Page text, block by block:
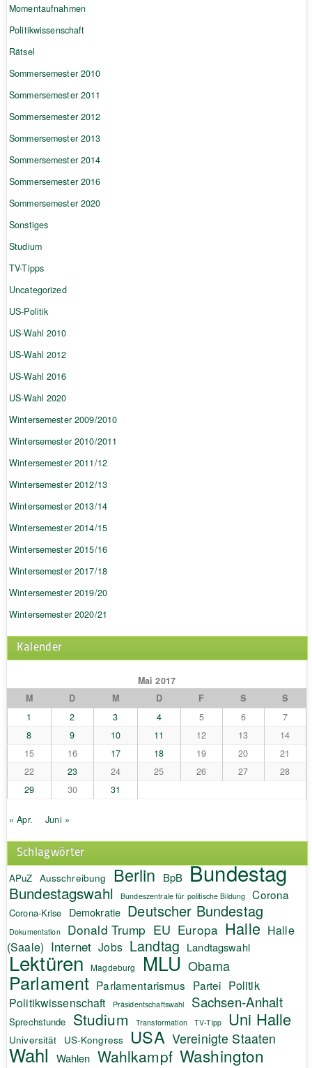
Momentaufnahmen
Politikwissenschaft
Rätsel
Sommersemester 2010
Sommersemester 2011
Sommersemester 2012
Sommersemester 2013
Sommersemester 2014
Sommersemester 2016
Sommersemester 2020
Sonstiges
Studium
TV-Tipps
Uncategorized
US-Politik
US-Wahl 2010
US-Wahl 2012
US-Wahl 2016
US-Wahl 2020
Wintersemester 2009/2010
Wintersemester 2010/2011
Wintersemester 2011/12
Wintersemester 2012/13
Wintersemester 2013/14
Wintersemester 2014/15
Wintersemester 2015/16
Wintersemester 2017/18
Wintersemester 2019/20
Wintersemester 2020/21
Kalender
Mai 2017
M
D M D F S
S
1
2 3 4 5 6
7
8
9 10 11 12 13
14
15
16 17 18 19 20
21
22
23 24 25 26 27
28
29
30 31
« Apr. Juni »
Schlagwörter
APuZ Ausschreibung Berlin BpB Bundestag
Bundestagswahl Bundeszentrale für politische Bildung Corona
Corona-Krise Demokratie Deutscher Bundestag
Dokumentation Donald Trump EU Europa Halle Halle
(Saale) Internet Jobs Landtag Landtagswahl
Lektüren Magdeburg MLU Obama
Parlament Parlamentarismus Partei Politik
Politikwissenschaft Präsidentschaftswahl Sachsen-Anhalt
Sprechstunde Studium Transformation TV-Tipp Uni Halle
Universität US-Kongress USA Vereinigte Staaten
Wahl Wahlen Wahlkampf Washington